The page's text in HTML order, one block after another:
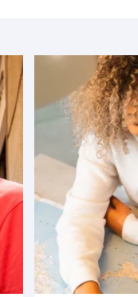
Costa
Atlántica
Featured
image